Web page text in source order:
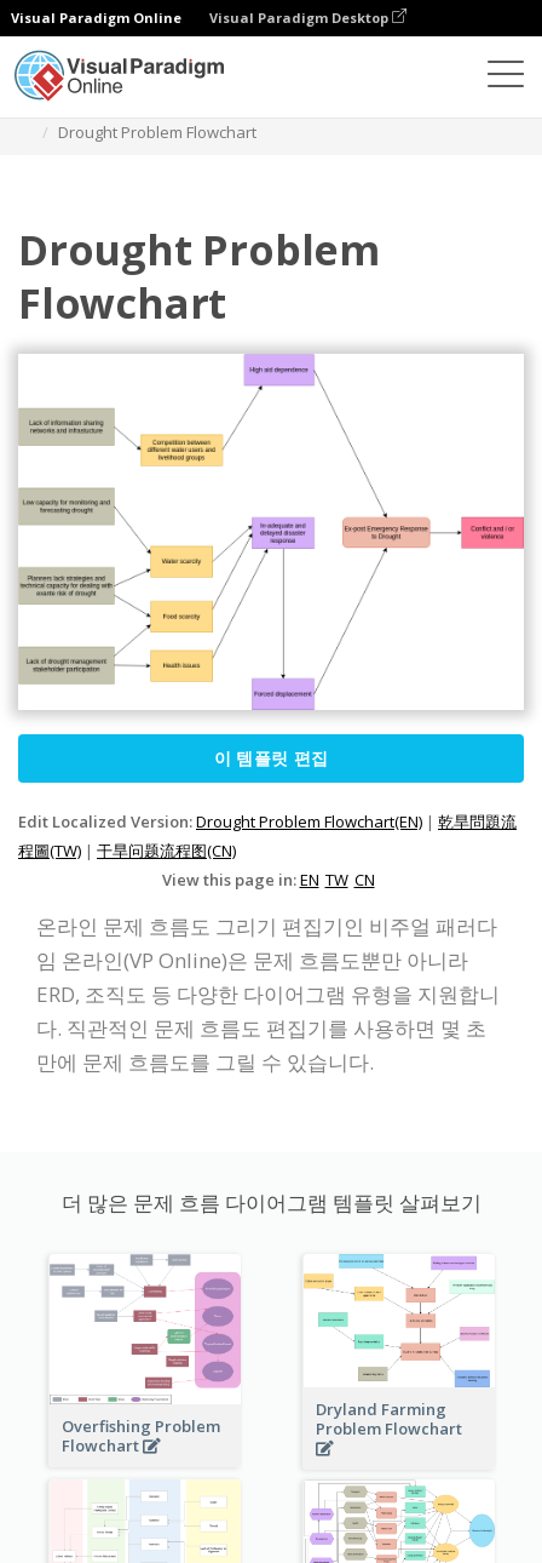
Visual Paradigm Online Visual Paradigm Desktop
Drought Problem Flowchart
Drought Problem
Flowchart
이 템플릿 편집
Edit Localized Version:Drought Problem Flowchart(EN) | 乾旱問題流
程圖(TW) | 干旱问题流程图(CN)
View this page in:EN TW CN
온라인 문제 흐름도 그리기 편집기인 비주얼 패러다
임 온라인(VP Online)은 문제 흐름도뿐만 아니라
ERD, 조직도 등 다양한 다이어그램 유형을 지원합니
다. 직관적인 문제 흐름도 편집기를 사용하면 몇 초
만에 문제 흐름도를 그릴 수 있습니다.
더 많은 문제 흐름 다이어그램 템플릿 살펴보기
Overfishing Problem
Flowchart
Dryland Farming
Problem Flowchart